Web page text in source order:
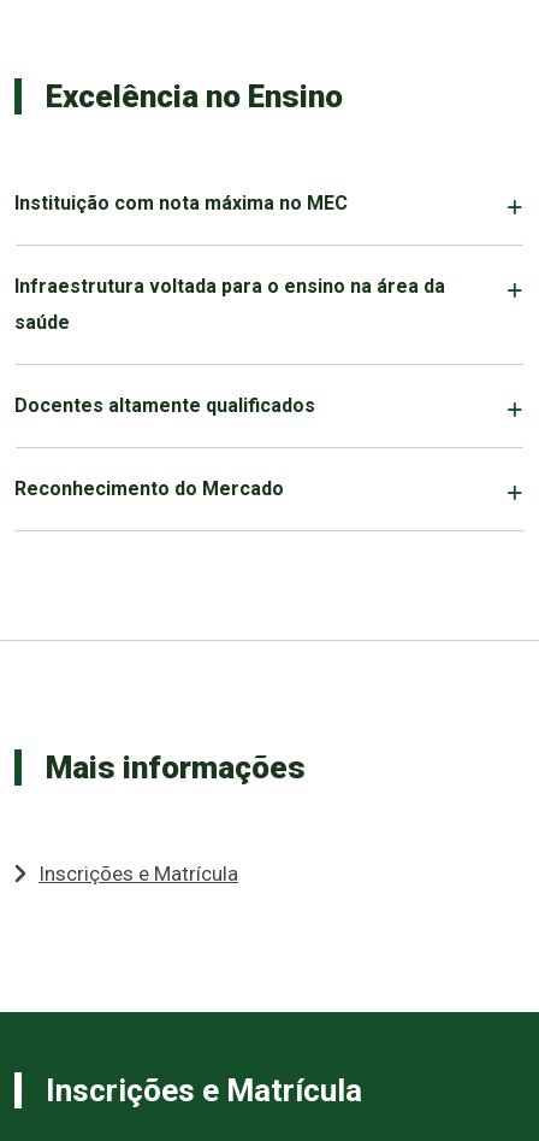
Excelência no Ensino
Instituição com nota máxima no MEC
Infraestrutura voltada para o ensino na área da
saúde
Docentes altamente qualificados
Reconhecimento do Mercado
Mais informações
Inscrições e Matrícula
Inscrições e Matrícula